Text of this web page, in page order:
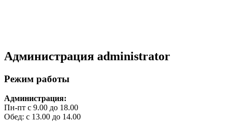
Администрация administrator
Режим работы
Администрация:
Пн-пт с 9.00 до 18.00
Обед: с 13.00 до 14.00